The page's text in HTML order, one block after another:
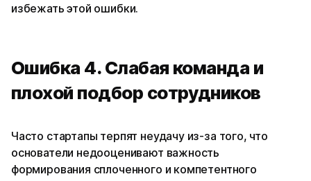
избежать этой ошибки.
Ошибка 4. Слабая команда и
плохой подбор сотрудников
Часто стартапы терпят неудачу из-за того, что
основатели недооценивают важность
формирования сплоченного и компетентного